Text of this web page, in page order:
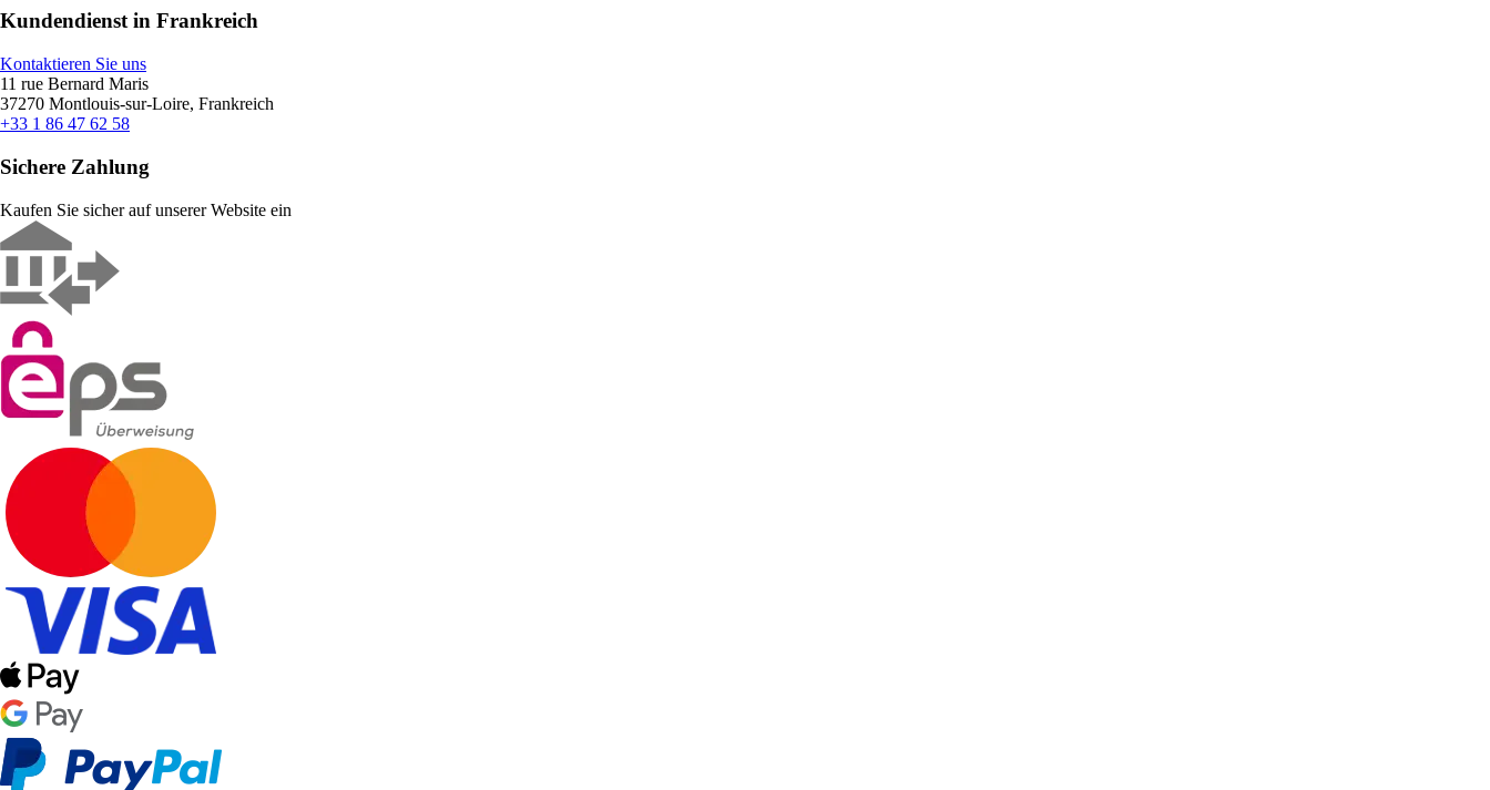
Kundendienst in Frankreich
Kontaktieren Sie uns
11 rue Bernard Maris
37270 Montlouis-sur-Loire, Frankreich
+33 1 86 47 62 58
Sichere Zahlung
Kaufen Sie sicher auf unserer Website ein